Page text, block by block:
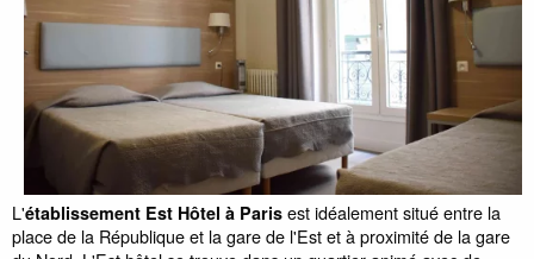
L'établissement Est Hôtel à Paris est idéalement situé entre la
place de la République et la gare de l'Est et à proximité de la gare